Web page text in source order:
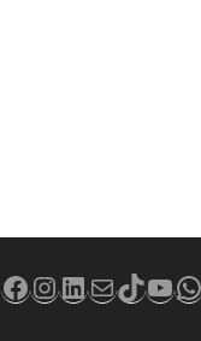
Facebook
Instagram
LinkedIn
Mail